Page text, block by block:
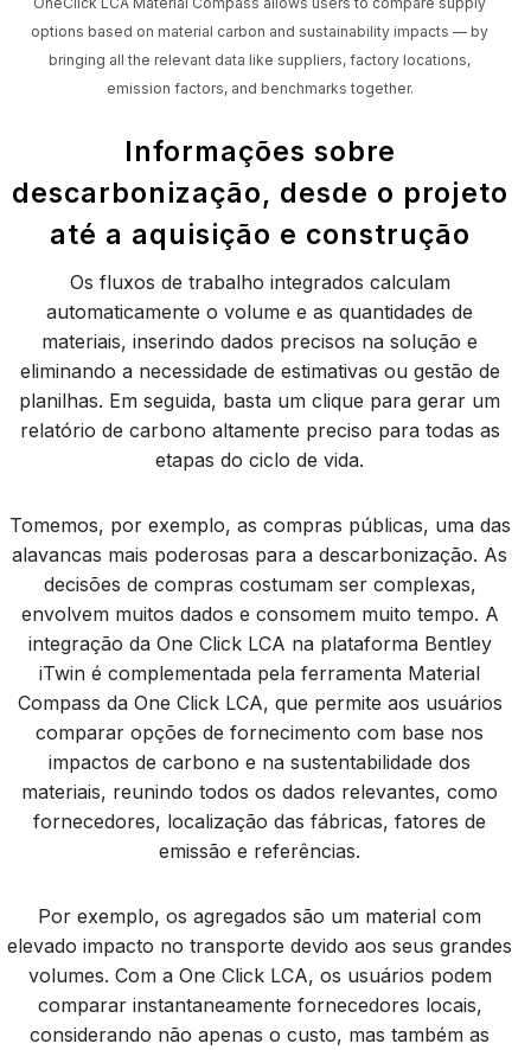
options based on material carbon and sustainability impacts — by
bringing all the relevant data like suppliers, factory locations,
emission factors, and benchmarks together.
Informações sobre
descarbonização, desde o projeto
até a aquisição e construção
Os fluxos de trabalho integrados calculam
automaticamente o volume e as quantidades de
materiais, inserindo dados precisos na solução e
eliminando a necessidade de estimativas ou gestão de
planilhas. Em seguida, basta um clique para gerar um
relatório de carbono altamente preciso para todas as
etapas do ciclo de vida.
Tomemos, por exemplo, as compras públicas, uma das
alavancas mais poderosas para a descarbonização. As
decisões de compras costumam ser complexas,
envolvem muitos dados e consomem muito tempo. A
integração da One Click LCA na plataforma Bentley
iTwin é complementada pela ferramenta Material
Compass da One Click LCA, que permite aos usuários
comparar opções de fornecimento com base nos
impactos de carbono e na sustentabilidade dos
materiais, reunindo todos os dados relevantes, como
fornecedores, localização das fábricas, fatores de
emissão e referências.
Por exemplo, os agregados são um material com
elevado impacto no transporte devido aos seus grandes
volumes. Com a One Click LCA, os usuários podem
comparar instantaneamente fornecedores locais,
considerando não apenas o custo, mas também as